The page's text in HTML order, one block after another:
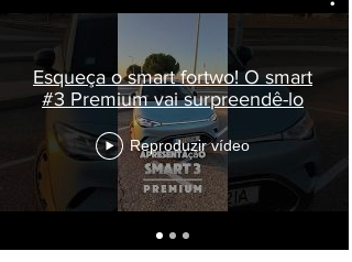
Esqueça o smart fortwo! O smart
#3 Premium vai surpreendê-lo
Reproduzir vídeo